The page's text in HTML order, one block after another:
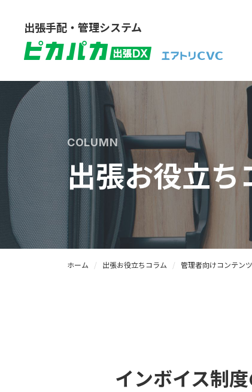
出張手配・管理システム
COLUMN
出張お役立ち
ホーム 出張お役立ちコラム 管理者向けコンテンツ
インボイス制